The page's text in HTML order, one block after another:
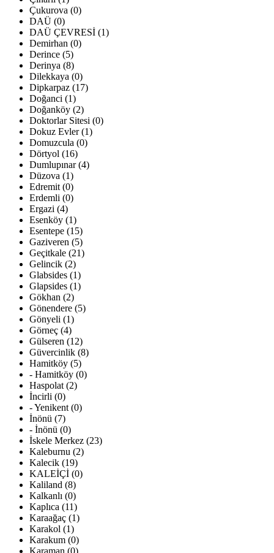
Çukurova (0)
DAÜ (0)
DAÜ ÇEVRESİ (1)
Demirhan (0)
Derince (5)
Derinya (8)
Dilekkaya (0)
Dipkarpaz (17)
Doğanci (1)
Doğanköy (2)
Doktorlar Sitesi (0)
Dokuz Evler (1)
Domuzcula (0)
Dörtyol (16)
Dumlupınar (4)
Düzova (1)
Edremit (0)
Erdemli (0)
Ergazi (4)
Esenköy (1)
Esentepe (15)
Gaziveren (5)
Geçitkale (21)
Gelincik (2)
Glabsides (1)
Glapsides (1)
Gökhan (2)
Gönendere (5)
Gönyeli (1)
Görneç (4)
Gülseren (12)
Güvercinlik (8)
Hamitköy (5)
- Hamitköy (0)
Haspolat (2)
İncirli (0)
- Yenikent (0)
İnönü (7)
- İnönü (0)
İskele Merkez (23)
Kaleburnu (2)
Kalecik (19)
KALEİÇİ (0)
Kaliland (8)
Kalkanlı (0)
Kaplıca (11)
Karaağaç (1)
Karakol (1)
Karakum (0)